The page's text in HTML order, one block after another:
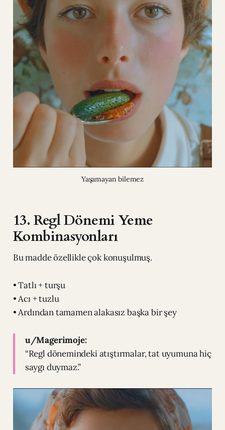
Yaşamayan bilemez
13. Regl Dönemi Yeme
Kombinasyonları
Bu madde özellikle çok konuşulmuş.
• Tatlı + turşu
• Acı + tuzlu
• Ardından tamamen alakasız başka bir şey
u/Magerimoje:
“Regl dönemindeki atıştırmalar, tat uyumuna hiç
saygı duymaz.”